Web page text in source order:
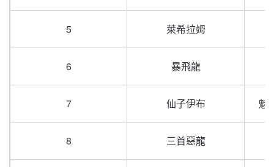
5 萊希拉姆
6 暴飛龍
7 仙子伊布 魅
8 三首惡龍